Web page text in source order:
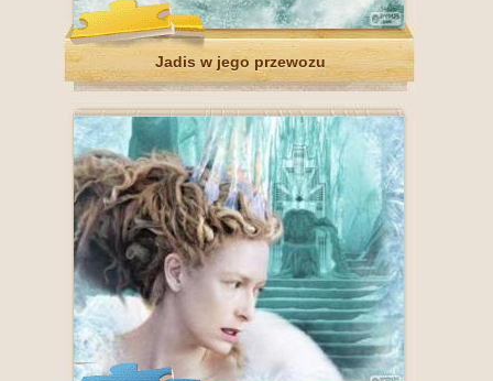
Jadis w jego przewozu